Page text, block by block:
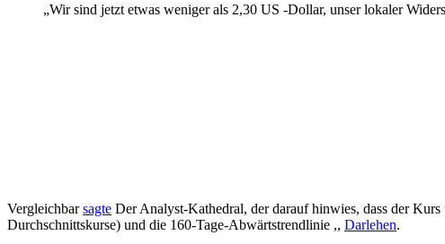
„Wir sind jetzt etwas weniger als 2,30 US -Dollar, unser lokaler
Vergleichbarsagte Der Analyst-Kathedral, der darauf hinwies, dass der
Durchschnittskurse) und die 160-Tage-Abwärtstrendlinie ,, Darlehen.